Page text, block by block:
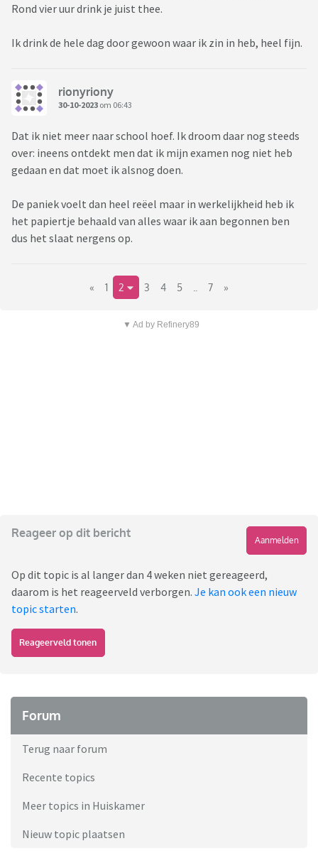
Rond vier uur drink je juist thee.
Ik drink de hele dag door gewoon waar ik zin in heb, heel fijn.
rionyriony
30-10-2023 om 06:43
Dat ik niet meer naar school hoef. Ik droom daar nog steeds
over: ineens ontdekt men dat ik mijn examen nog niet heb
gedaan en dat moet ik alsnog doen.
De paniek voelt dan heel reëel maar in werkelijkheid heb ik
het papiertje behaald van alles waar ik aan begonnen ben
dus het slaat nergens op.
« 1 2 3 4 5 7 »
▼ Ad by Refinery89
Reageer op dit bericht
Aanmelden
Op dit topic is al langer dan 4 weken niet gereageerd,
daarom is het reageerveld verborgen. Je kan ook een nieuw
topic starten.
Reageerveld tonen
Forum
Terug naar forum
Recente topics
Meer topics in Huiskamer
Nieuw topic plaatsen